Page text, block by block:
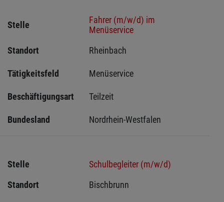
Stelle
Fahrer (m/w/d) im
Menüservice
Standort
Rheinbach
Tätigkeitsfeld Menüservice
Beschäftigungsart Teilzeit
Bundesland Nordrhein-Westfalen
Stelle
Schulbegleiter (m/w/d)
Standort
Bischbrunn